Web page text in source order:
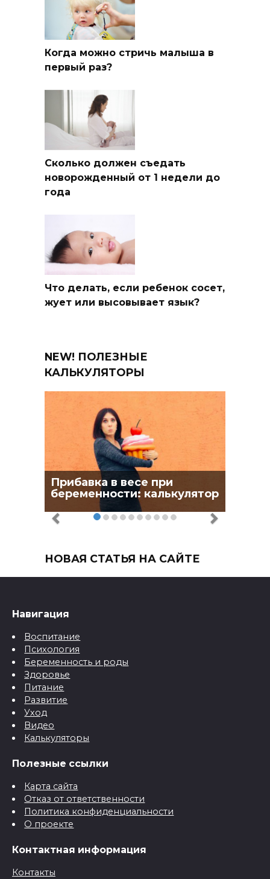
Когда можно стричь малыша в
первый раз?
Сколько должен съедать
новорожденный от 1 недели до
года
Что делать, если ребенок сосет,
жует или высовывает язык?
NEW! ПОЛЕЗНЫЕ
КАЛЬКУЛЯТОРЫ
Прибавка в весе при
беременности: калькулятор
НОВАЯ СТАТЬЯ НА САЙТЕ
Навигация
Воспитание
Психология
Беременность и роды
Здоровье
Питание
Развитие
Уход
Видео
Калькуляторы
Полезные ссылки
Карта сайта
Отказ от ответственности
Политика конфиденциальности
О проекте
Контактная информация
Контакты